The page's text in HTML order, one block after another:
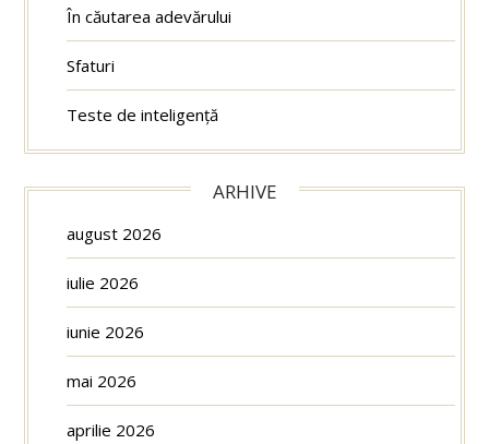
În căutarea adevărului
Sfaturi
Teste de inteligență
ARHIVE
august 2026
iulie 2026
iunie 2026
mai 2026
aprilie 2026